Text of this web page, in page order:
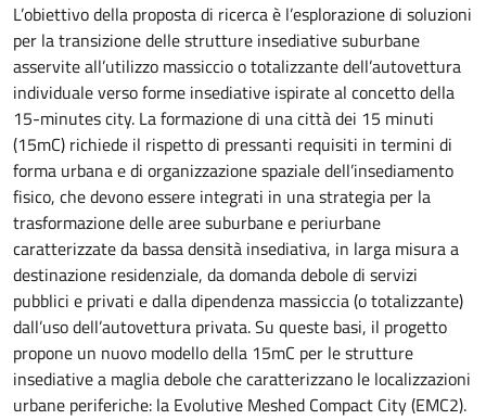
L’obiettivo della proposta di ricerca è l’esplorazione di soluzioni
per la transizione delle strutture insediative suburbane
asservite all’utilizzo massiccio o totalizzante dell’autovettura
individuale verso forme insediative ispirate al concetto della
15-minutes city. La formazione di una città dei 15 minuti
(15mC) richiede il rispetto di pressanti requisiti in termini di
forma urbana e di organizzazione spaziale dell’insediamento
fisico, che devono essere integrati in una strategia per la
trasformazione delle aree suburbane e periurbane
caratterizzate da bassa densità insediativa, in larga misura a
destinazione residenziale, da domanda debole di servizi
pubblici e privati e dalla dipendenza massiccia (o totalizzante)
dall’uso dell’autovettura privata. Su queste basi, il progetto
propone un nuovo modello della 15mC per le strutture
insediative a maglia debole che caratterizzano le localizzazioni
urbane periferiche: la Evolutive Meshed Compact City (EMC2).